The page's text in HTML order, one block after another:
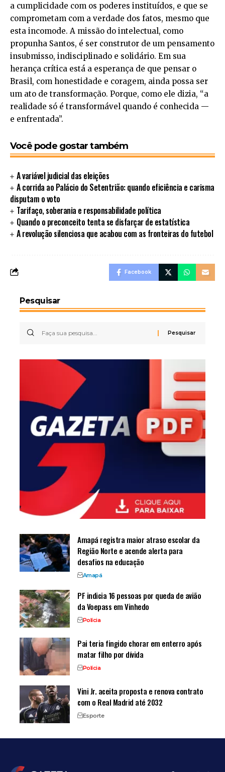
a cumplicidade com os poderes instituídos, e que se
comprometam com a verdade dos fatos, mesmo que
esta incomode. A missão do intelectual, como
propunha Santos, é ser construtor de um pensamento
insubmisso, indisciplinado e solidário. Em sua
herança crítica está a esperança de que pensar o
Brasil, com honestidade e coragem, ainda possa ser
um ato de transformação. Porque, como ele dizia, “a
realidade só é transformável quando é conhecida —
e enfrentada”.
Você pode gostar também
A variável judicial das eleições
A corrida ao Palácio do Setentrião: quando eficiência e carisma
disputam o voto
Tarifaço, soberania e responsabilidade política
Quando o preconceito tenta se disfarçar de estatística
A revolução silenciosa que acabou com as fronteiras do futebol
Facebook
Pesquisar
Amapá registra maior atraso escolar da
Região Norte e acende alerta para
desafios na educação
Amapá
PF indicia 16 pessoas por queda de avião
da Voepass em Vinhedo
Polícia
Pai teria fingido chorar em enterro após
matar filho por dívida
Polícia
Vini Jr. aceita proposta e renova contrato
com o Real Madrid até 2032
Esporte